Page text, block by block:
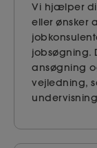
Vi hjælper
eller ønsker
jobsøgning.
ansøgning
vejledning,